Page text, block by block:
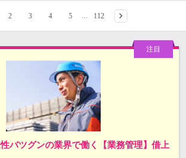
2 3 4 5 112
バツグンの業界で働く【業務管理】借上